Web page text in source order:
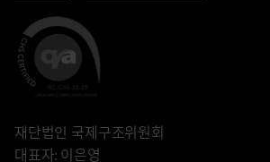
재단법인 국제구조위원회
대표자: 이은영